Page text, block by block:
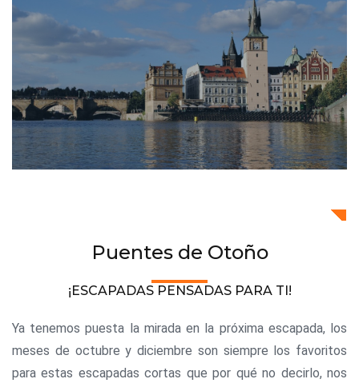
Puentes de Otoño
¡ESCAPADAS PENSADAS PARA TI!
Ya tenemos puesta la mirada en la próxima escapada, los
meses de octubre y diciembre son siempre los favoritos
para estas escapadas cortas que por qué no decirlo, nos